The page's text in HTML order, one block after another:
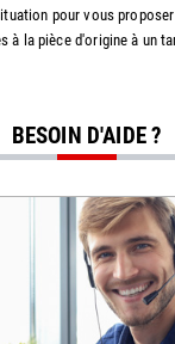
pour vous
à la pièce d'origine à un
BESOIN D'AIDE ?